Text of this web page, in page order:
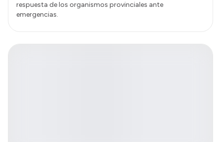
respuesta de los organismos provinciales ante
emergencias.